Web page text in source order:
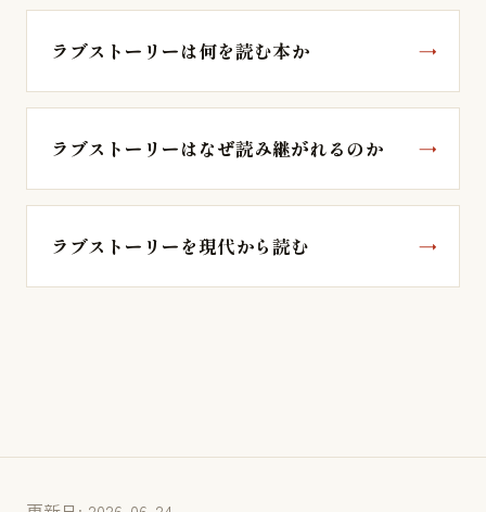
ラブストーリーは何を読む本か
ラブストーリーはなぜ読み継がれるのか
ラブストーリーを現代から読む